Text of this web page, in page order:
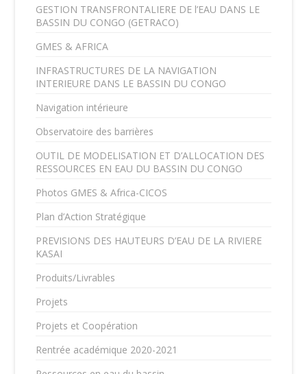
GESTION TRANSFRONTALIERE DE l’EAU DANS LE
BASSIN DU CONGO (GETRACO)
GMES & AFRICA
INFRASTRUCTURES DE LA NAVIGATION
INTERIEURE DANS LE BASSIN DU CONGO
Navigation intérieure
Observatoire des barrières
OUTIL DE MODELISATION ET D’ALLOCATION DES
RESSOURCES EN EAU DU BASSIN DU CONGO
Photos GMES & Africa-CICOS
Plan d’Action Stratégique
PREVISIONS DES HAUTEURS D’EAU DE LA RIVIERE
KASAI
Produits/Livrables
Projets
Projets et Coopération
Rentrée académique 2020-2021